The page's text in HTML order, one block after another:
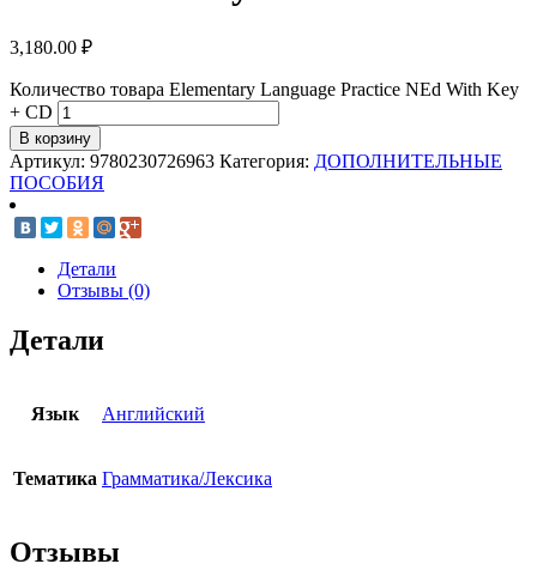
3,180.00 ₽
Количество товара Elementary Language Practice NEd With Key
+ CD
В корзину
Артикул: 9780230726963 Категория: ДОПОЛНИТЕЛЬНЫЕ
ПОСОБИЯ
Детали
Отзывы (0)
Детали
Язык Английский
Тематика Грамматика/Лексика
Отзывы